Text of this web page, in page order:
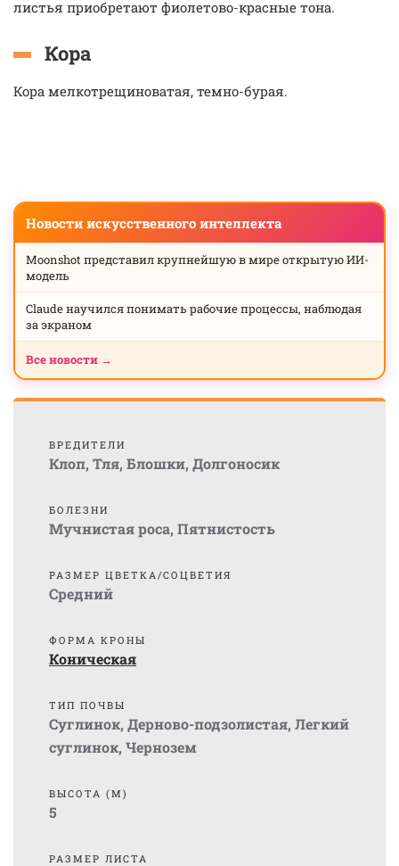
листья приобретают фиолетово-красные тона.
Кора
Кора мелкотрещиноватая, темно-бурая.
Новости искусственного интеллекта
Moonshot представил крупнейшую в мире открытую ИИ-
модель
Claude научился понимать рабочие процессы, наблюдая
за экраном
Все новости →
ВРЕДИТЕЛИ
Клоп, Тля, Блошки, Долгоносик
БОЛЕЗНИ
Мучнистая роса, Пятнистость
РАЗМЕР ЦВЕТКА/СОЦВЕТИЯ
Средний
ФОРМА КРОНЫ
Коническая
ТИП ПОЧВЫ
Суглинок, Дерново-подзолистая, Легкий
суглинок, Чернозем
ВЫСОТА (М)
5
РАЗМЕР ЛИСТА